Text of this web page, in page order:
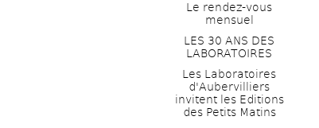
Le rendez-vous
mensuel
LES 30 ANS DES
LABORATOIRES
Les Laboratoires
d'Aubervilliers
invitent les Editions
des Petits Matins